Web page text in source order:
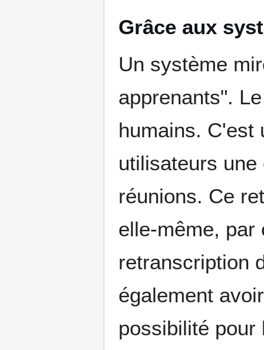
Grâce aux
Un système
apprenants".
humains. C'est
utilisateurs
réunions. Ce
elle-même, par
retranscription
également
possibilité